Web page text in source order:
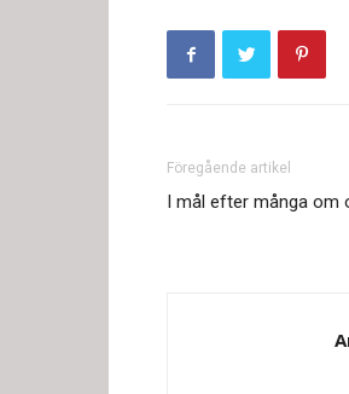
Föregående artikel
I mål efter många om